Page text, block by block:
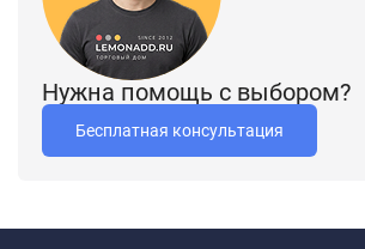
сверления стекла используя специальную
пластину для стекла (подходит только
Будьте внимательны! Скользящий канал
не входит в комплект доводчика, его
ТЕХНИЧЕСКИЕ ДАННЫЕ
Нужна помощь с выбором?
Бесплатная консультация